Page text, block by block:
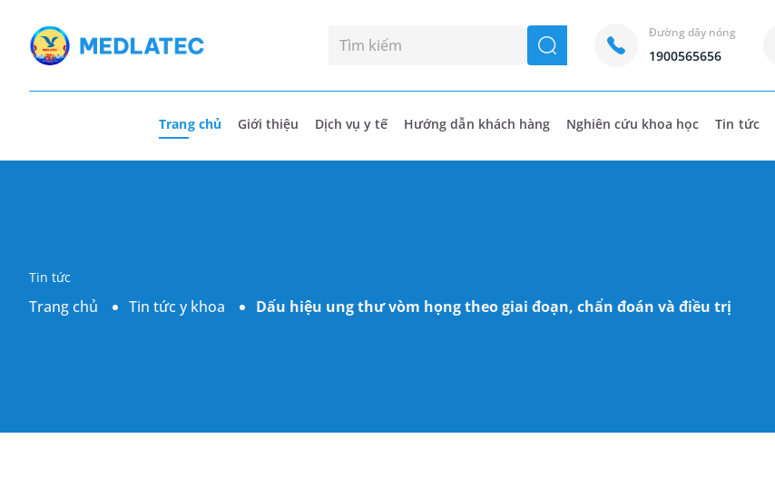
seach
Đường dây nóng
1900565656
Trang chủ Giới thiệu Dịch vụ y tế Hướng dẫn khách hàng Nghiên cứu khoa học Tin tức
Tin tức
Trang chủ Tin tức y khoa Dấu hiệu ung thư vòm họng theo giai đoạn, chẩn đoán và điều trị